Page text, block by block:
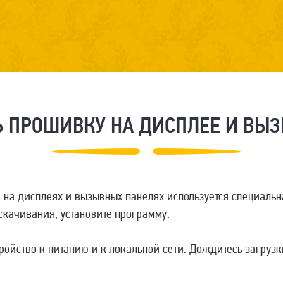
ПРОШИВКУ НА ДИСПЛЕЕ И
дисплеях и вызывных панелях используется
установите программу.
к питанию и к локальной сети. Дождитесь